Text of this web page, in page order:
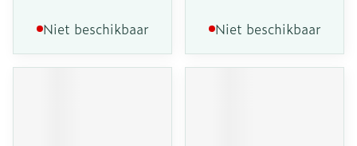
Niet beschikbaar Niet beschikbaar